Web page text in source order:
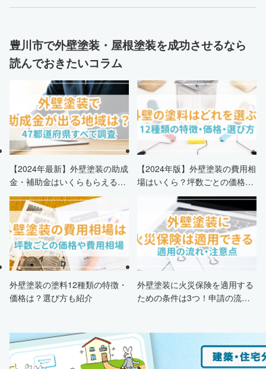
豊川市で外壁塗装・屋根塗装を成功させるなら
読んでおきたいコラム
【2024年最新】外壁塗装の助成
金・補助金はいくらもらえる？
申請条件・市区町村情報・安く
する方法も紹介！
【2024年版】外壁塗装の費用相
場はいくら？坪数ごとの価格も
外壁塗装の塗料12種類の特徴・
価格は？選び方も紹介
外壁塗装に火災保険を適用する
ための条件は3つ！申請の流